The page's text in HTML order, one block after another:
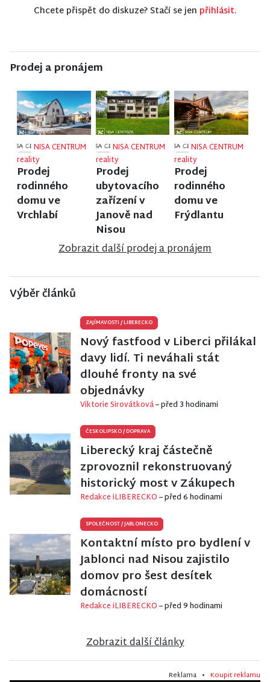
Chcete přispět do diskuze? Stačí se jen přihlásit.
Prodej a pronájem
NISA CENTRUM
reality
Prodej
rodinného
domu ve
Vrchlabí
NISA CENTRUM
reality
Prodej
ubytovacího
zařízení v
Janově nad
Nisou
NISA CENTRUM
reality
Prodej
rodinného
domu ve
Frýdlantu
Zobrazit další prodej a pronájem
Výběr článků
ZAJÍMAVOSTI /LIBERECKO
Nový fastfood v Liberci přilákal
davy lidí. Ti neváhali stát
dlouhé fronty na své
objednávky
Viktorie Sirovátková– před 3 hodinami
ČESKOLIPSKO/DOPRAVA
Liberecký kraj částečně
zprovoznil rekonstruovaný
historický most v Zákupech
Redakce iLIBERECKO– před 6 hodinami
SPOLEČNOST/JABLONECKO
Kontaktní místo pro bydlení v
Jablonci nad Nisou zajistilo
domov pro šest desítek
domácností
Redakce iLIBERECKO– před 9 hodinami
Zobrazit další články
Reklama • Koupit reklamu